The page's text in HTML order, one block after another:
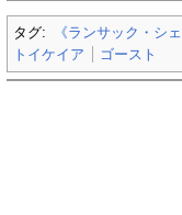
タグ: 《ランサック・シェ
トイケイア
ゴースト